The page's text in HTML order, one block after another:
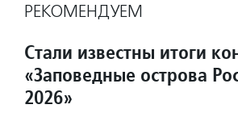
РЕКОМЕНДУЕМ
Стали известны итоги
«Заповедные острова
2026»